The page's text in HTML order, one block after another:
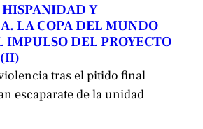
Y
LA COPA DEL MUNDO
IMPULSO DEL PROYECTO
tras el pitido final
escaparate de la unidad